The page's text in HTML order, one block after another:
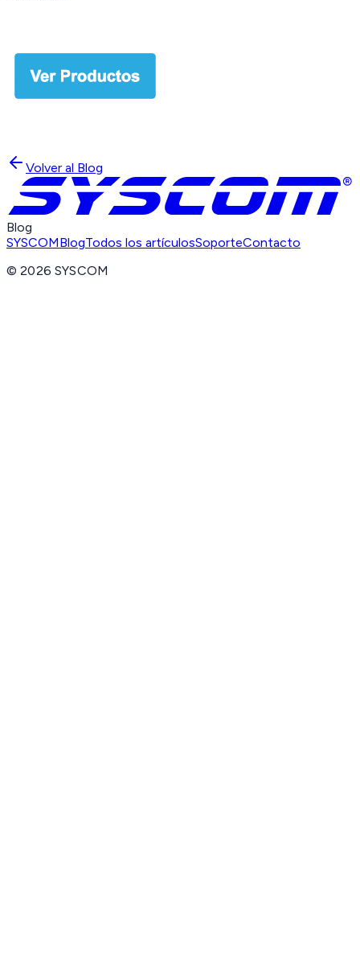
Volver al Blog
Blog
SYSCOMBlogTodos los artículosSoporteContacto
©2026 SYSCOM